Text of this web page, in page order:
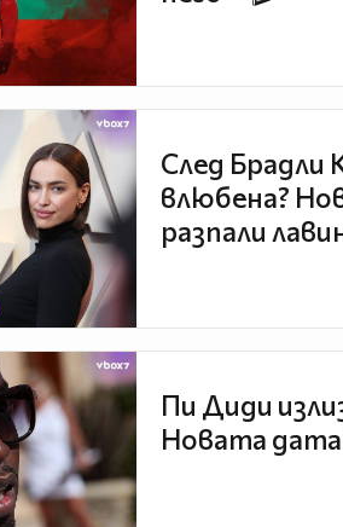
След Брадли
влюбена?
разпали
Пи Диди
Новата дата